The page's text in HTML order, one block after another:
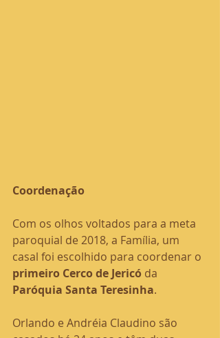
Coordenação
Com os olhos voltados para a meta
paroquial de 2018, a Família, um
casal foi escolhido para coordenar o
primeiro Cerco de Jericó da
Paróquia Santa Teresinha.
Orlando e Andréia Claudino são